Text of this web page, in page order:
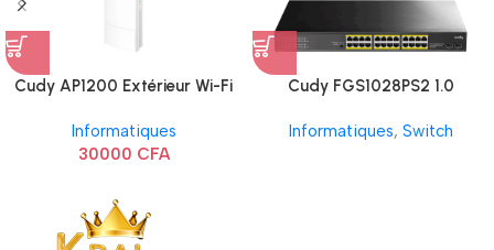
Cudy AP1200 Extérieur Wi-Fi
Informatiques
30000 CFA
Cudy FGS1028PS2 1.0
Informatiques, Switch